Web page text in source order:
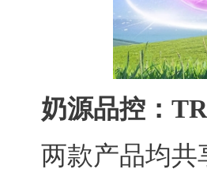
奶源品控：
两款产品均